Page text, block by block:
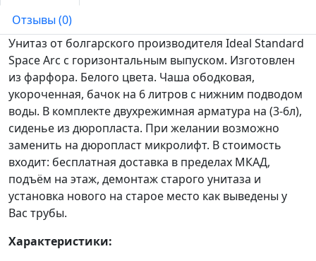
Отзывы (0)
Унитаз от болгарского производителя Ideal Standard
Space Arc с горизонтальным выпуском. Изготовлен
из фарфора. Белого цвета. Чаша ободковая,
укороченная, бачок на 6 литров с нижним подводом
воды. В комплекте двухрежимная арматура на (3-6л),
сиденье из дюропласта. При желании возможно
заменить на дюропласт микролифт. В стоимость
входит: бесплатная доставка в пределах МКАД,
подъём на этаж, демонтаж старого унитаза и
установка нового на старое место как выведены у
Вас трубы.
Характеристики: